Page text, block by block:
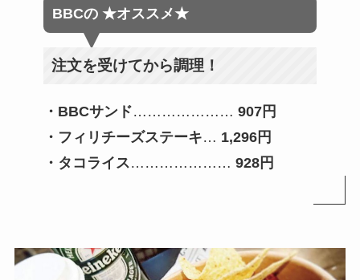
BBCの ★オススメ★
注文を受けてから調理！
・BBCサンド………………… 907円
・フィリチーズステーキ… 1,296円
・タコライス………………… 928円